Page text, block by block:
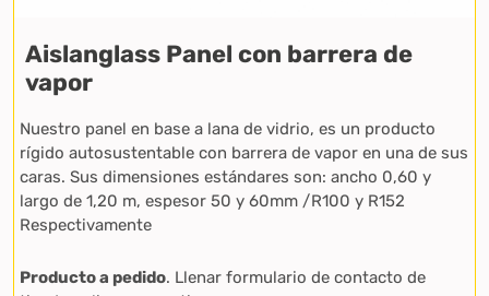
Aislanglass Panel con barrera de
vapor
Nuestro panel en base a lana de vidrio, es un producto
rígido autosustentable con barrera de vapor en una de sus
caras. Sus dimensiones estándares son: ancho 0,60 y
largo de 1,20 m, espesor 50 y 60mm /R100 y R152
Respectivamente
Producto a pedido. Llenar formulario de contacto de